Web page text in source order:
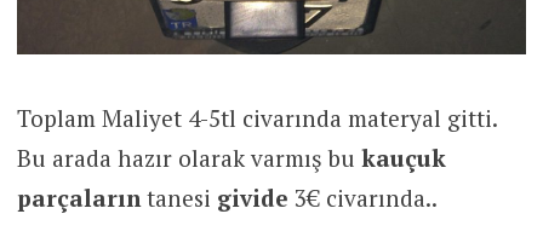
Toplam Maliyet 4-5tl civarında materyal gitti.
Bu arada hazır olarak varmış bu kauçuk
parçalarıntanesi givide 3€ civarında..